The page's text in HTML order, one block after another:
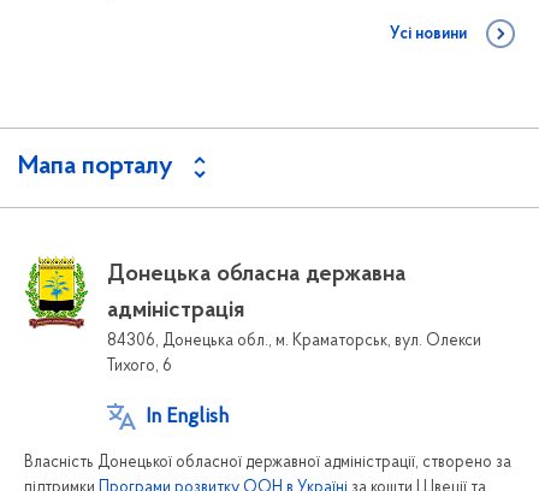
Усі новини
Мапа порталу
Донецька обласна державна
адміністрація
84306, Донецька обл., м. Краматорськ, вул. Олекси
Тихого, 6
In English
Власність Донецької обласної державної адміністрації, створено за